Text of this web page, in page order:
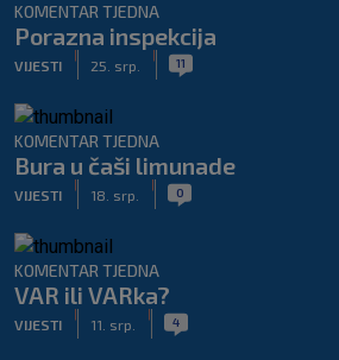
KOMENTAR TJEDNA
Porazna inspekcija
VIJESTI 25. srp. 11
KOMENTAR TJEDNA
Bura u čaši limunade
VIJESTI 18. srp. 0
KOMENTAR TJEDNA
VAR ili VARka?
VIJESTI 11. srp. 4